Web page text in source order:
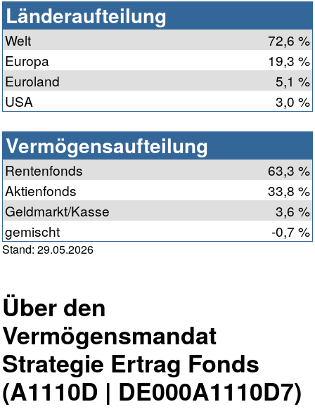
Länderaufteilung
Welt
72,6 %
Europa
19,3 %
Euroland
5,1 %
USA
3,0 %
Vermögensaufteilung
Rentenfonds
63,3 %
Aktienfonds
33,8 %
Geldmarkt/Kasse
3,6 %
gemischt
-0,7 %
Stand: 29.05.2026
Über den
Vermögensmandat
Strategie Ertrag Fonds
(A1110D | DE000A1110D7)